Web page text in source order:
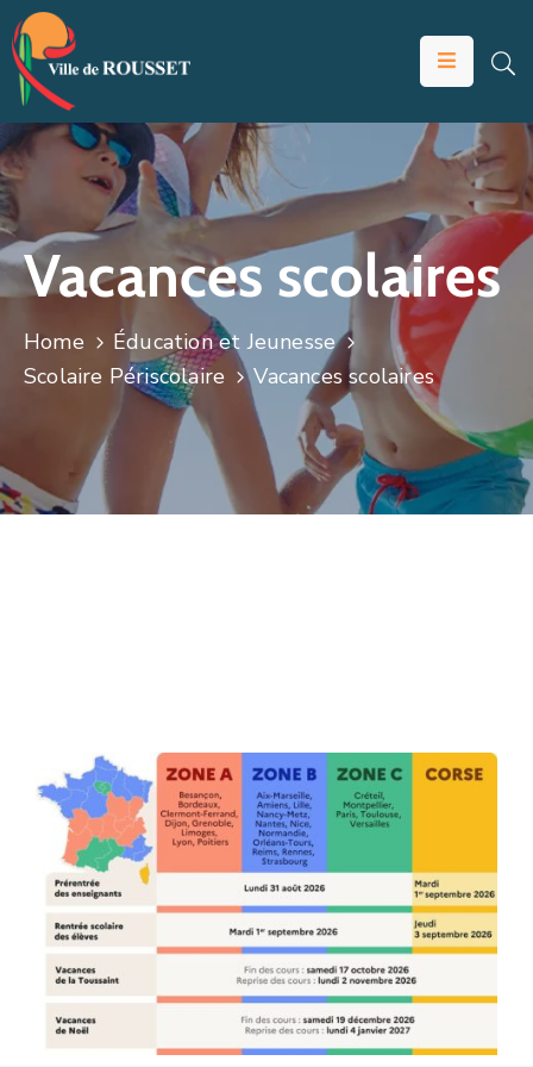
VOTRE
MAIRIE
ROUSSET
ÉDUCATION
JEUNESSE
ÉCONOMIE
ANIMATION
Vacances scolaires
Home
Éducation et Jeunesse
Scolaire Périscolaire
Vacances scolaires